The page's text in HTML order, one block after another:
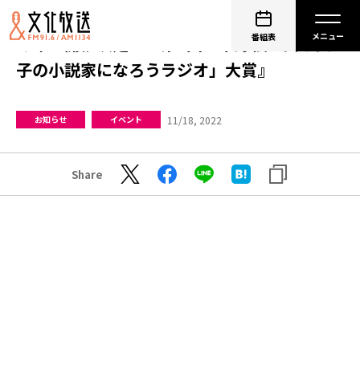
番組表
今年も開催決定！『第4回「下野紘・巽悠衣
子の小説家になろうラジオ」大賞』
お知らせ イベント 11/18, 2022
Share